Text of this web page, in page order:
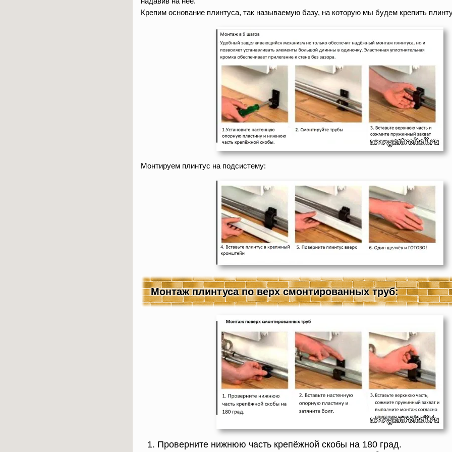
Крепим основание плинтуса, так называемую базу, на которую мы будем крепить
Монтируем плинтус на подсистему:
Монтаж плинтуса по верх смонтированных труб:
Проверните нижнюю часть крепёжной скобы на 180 град.